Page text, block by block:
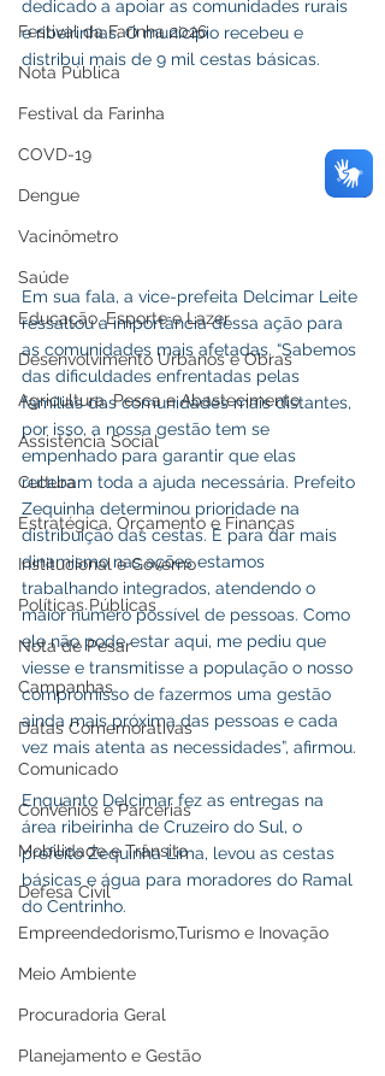
Festival da Farinha 2026
Nota Pública
Festival da Farinha
COVD-19
Dengue
Vacinômetro
Saúde
Educação, Esporte e Lazer
Desenvolvimento Urbanos e Obras
Agricultura, Pesca e Abastecimento
Assistência Social
Cultura
Estratégica, Orçamento e Finanças
Institucional e Governo
Políticas Públicas
Nota de Pesar
Campanhas
Datas Comemorativas
Comunicado
Convênios e Parcerias
Mobilidade e Trânsito
Defesa Civil
Empreendedorismo,Turismo e Inovação
Meio Ambiente
Procuradoria Geral
Planejamento e Gestão
dedicado a apoiar as comunidades rurais
e ribeirinhas. O município recebeu e
distribui mais de 9 mil cestas básicas.
Em sua fala, a vice-prefeita Delcimar Leite
ressaltou a importância dessa ação para
as comunidades mais afetadas. “Sabemos
das dificuldades enfrentadas pelas
famílias das comunidades mais distantes,
por isso, a nossa gestão tem se
empenhado para garantir que elas
recebam toda a ajuda necessária. Prefeito
Zequinha determinou prioridade na
distribuição das cestas. E para dar mais
dinamismo nas ações estamos
trabalhando integrados, atendendo o
maior número possível de pessoas. Como
ele não pode estar aqui, me pediu que
viesse e transmitisse a população o nosso
compromisso de fazermos uma gestão
ainda mais próxima das pessoas e cada
vez mais atenta as necessidades”, afirmou.
Enquanto Delcimar fez as entregas na
área ribeirinha de Cruzeiro do Sul, o
prefeito Zequinha Lima, levou as cestas
básicas e água para moradores do Ramal
do Centrinho.